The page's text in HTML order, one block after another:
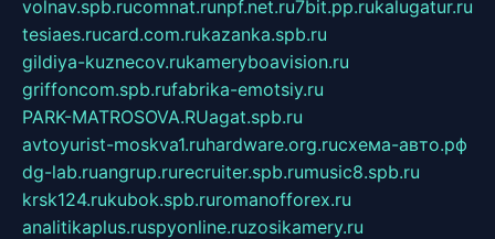
volnav.spb.rucomnat.runpf.net.ru7bit.pp.rukalugatur.ru
tesiaes.rucard.com.rukazanka.spb.ru
gildiya-kuznecov.rukameryboavision.ru
griffoncom.spb.rufabrika-emotsiy.ru
PARK-MATROSOVA.RUagat.spb.ru
avtoyurist-moskva1.ruhardware.org.ruсхема-авто.рф
dg-lab.ruangrup.rurecruiter.spb.rumusic8.spb.ru
krsk124.rukubok.spb.ruromanofforex.ru
analitikaplus.ruspyonline.ruzosikamery.ru